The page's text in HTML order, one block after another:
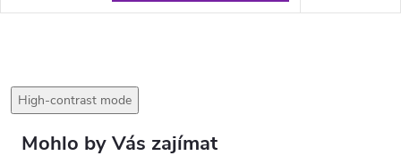
High-contrast mode